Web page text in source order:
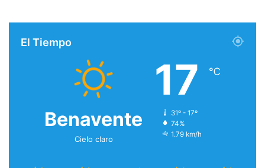
El Tiempo
Benavente
Cielo claro
17 ℃
31º - 17º
74%
1.79 km/h